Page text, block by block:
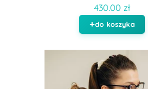
430.00 zł
do koszyka